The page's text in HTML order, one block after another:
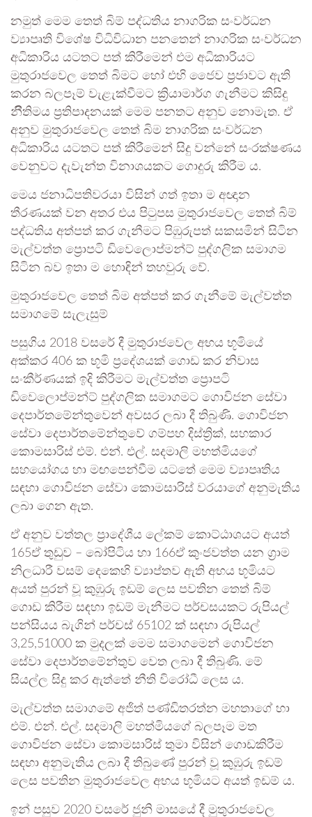
නමුත් මෙම තෙත් බිම් පද්ධතිය නාගරික සංවර්ධන
ව්‍යාපෘති විශේෂ විධිවිධාන පනතෙන් නාගරික සංවර්ධන
අධිකාරිය යටතට පත් කිරීමෙන් එම අධිකාරියට
මුතුරාජවෙල තෙත් බිමට හෝ එහි ජෛව ප්‍රජාවට ඇති
කරන බලපෑම් වැළැක්වීමට ක්‍රියාමාර්ග ගැනීමට කිසිදු
නීිතිමය ප්‍රතිපාදනයක් මෙම පනතට අනුව නොමැත. ඒ
අනුව මුතුරාජවෙල තෙත් බිම නාගරික සංවර්ධන
අධිකාරිය යටතට පත් කිරීමෙන් සිදු වන්නේ සංරක්ෂණය
වෙනුවට දැවැන්ත විනාශයකට ගොදුරු කිරීම ය.
මෙය ජනාධිපතිවරයා විසින් ගත් ඉතා ම අඥාන
තීරණයක් වන අතර එය පිටුපස මුතුරාජවෙල තෙත් බිම්
පද්ධතිය අත්පත් කර ගැනීමට පිඹුරුපත් සකසමින් සිටින
මැල්වත්ත ප්‍රොපටි ඩිවෙලොප්මන්ට් පුද්ගලික සමාගම
සිටින බව ඉතා ම හොඳින් තහවුරු වේ.
මුතුරාජවෙල තෙත් බිම අත්පත් කර ගැනීමේ මැල්වත්ත
සමාගමේ සැලැසුම්
පසුගිය 2018 වසරේ දී මුතුරාජවෙල අභය භූමියේ
අක්කර 406 ක භූමි ප්‍රදේශයක් ගොඩ කර නිවාස
සංකීර්ණයක් ඉදි කිරීමට මැල්වත්ත ප්‍රොපටි
ඩිවෙලොප්මන්ට් පුද්ගලික සමාගමට ගොවිජන සේවා
දෙපාර්තමේන්තුවෙන් අවසර ලබා දී තිබුණි. ගොවිජන
සේවා දෙපාර්තමේන්තුවේ ගම්පහ දිස්ත්‍රික්, සහකාර
කොමසාරිස් එම්. එන්. එල්. සදමාලි මහත්මියගේ
සහයෝගය හා මඟපෙන්වීම යටතේ මෙම ව්‍යාපෘතිය
සඳහා ගොවිජන සේවා කොමසාරිස් වරයාගේ අනුමැතිය
ලබා ගෙන ඇත.
ඒ අනුව වත්තල ප්‍රාදේශීය ලේකම් කොට්ඨාශයට අයත්
165ඒ තුඩුව – බෝපිටිය හා 166ඒ කුංජවත්ත යන ග්‍රාම
නිලධාරී වසම් දෙකෙහි ව්‍යාප්තව ඇති අභය භූමියට
අයත් පුරන් වූ කුඹුරු ඉඩම් ලෙස පවතින තෙත් බිම්
ගොඩ කිරීම සඳහා ඉඩම් මැනීමට පර්චසයකට රුපියල්
පන්සියය බැගින් පර්චස් 65102 ක් සඳහා රුපියල්
3,25,51000 ක මුදලක් මෙම සමාගමෙන් ගොවිජන
සේවා දෙපාර්තමේන්තුව වෙත ලබා දී තිබුණි. මේ
සියල්ල සිදු කර ඇත්තේ නීති විරෝධී ලෙස ය.
මැල්වත්ත සමාගමේ අජිත් පණ්ඩිතරත්න මහතාගේ හා
එම්. එන්. එල්. සදමාලි මහත්මියගේ බලපෑම මත
ගොවිජන සේවා කොමසාරිස් තුමා විසින් ගොඩකිරීම
සඳහා අනුමැතිය ලබා දී තිබුණේ පුරන් වූ කුඹුරු ඉඩම්
ලෙස පවතින මුතුරාජවෙල අභය භූමියට අයත් ඉඩම් ය.
ඉන් පසුව 2020 වසරේ ජුනි මාසයේ දී මුතුරාජවෙල